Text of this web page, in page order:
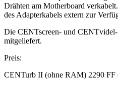
Drähten am Motherboard
des Adapterkabels extern zur
Die CENTscreen- und
mitgeliefert.
Preis:
CENTurb II (ohne RAM) 2290 FF